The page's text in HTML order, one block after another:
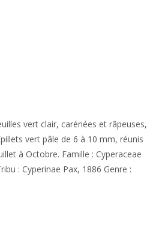
vert clair, carénées et râpeuses,
vert pâle de 6 à 10 mm, réunis
à Octobre. Famille : Cyperaceae
: Cyperinae Pax, 1886 Genre :